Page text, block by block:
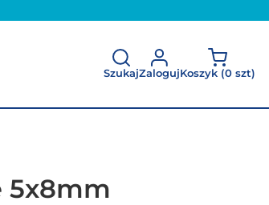
SzukajZalogujKoszyk (0 szt)
5x8mm